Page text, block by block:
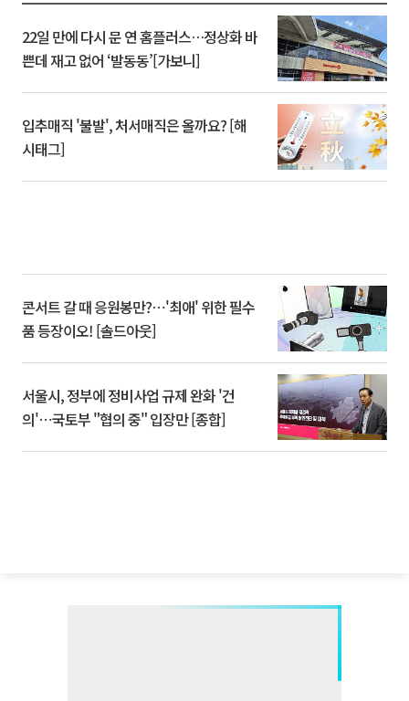
22일 만에 다시 문 연 홈플러스…정상화 바
쁜데 재고 없어 ‘발동동’[가보니]
입추매직 '불발', 처서매직은 올까요? [해
시태그]
콘서트 갈 때 응원봉만?⋯'최애' 위한 필수
품 등장이오! [솔드아웃]
서울시, 정부에 정비사업 규제 완화 '건
의'⋯국토부 "협의 중" 입장만 [종합]